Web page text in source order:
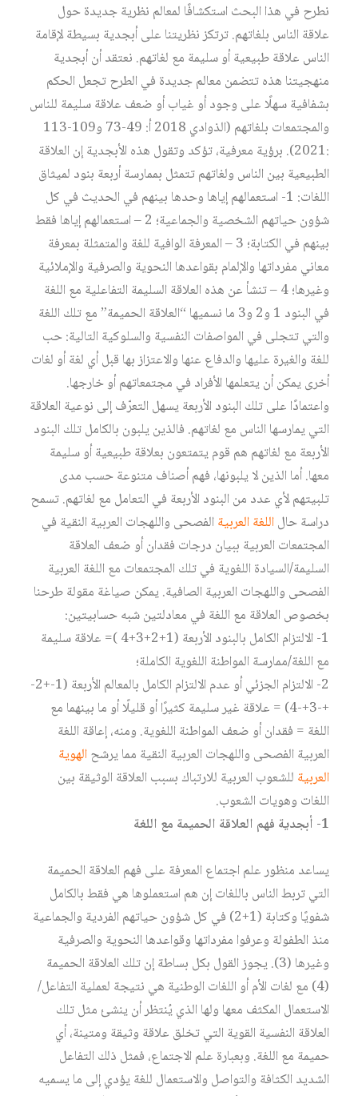
نطرح في هذا البحث استكشافًا لمعالم نظرية جديدة حول
علاقة الناس بلغاتهم. ترتكز نظريتنا على أبجدية بسيطة لإقامة
الناس علاقة طبيعية أو سليمة مع لغاتهم. نعتقد أن أبجدية
منهجيتنا هذه تتضمن معالم جديدة في الطرح تجعل الحكم
بشفافية سهلًا على وجود أو غياب أو ضعف علاقة سليمة للناس
والمجتمعات بلغاتهم (الذوادي 2018 أ: 49-73 و109-113
:2021). برؤية معرفية، تؤكد وتقول هذه الأبجدية إن العلاقة
الطبيعية بين الناس ولغاتهم تتمثل بممارسة أربعة بنود لميثاق
اللغات: 1- استعمالهم إياها وحدها بينهم في الحديث في كل
شؤون حياتهم الشخصية والجماعية؛ 2 – استعمالهم إياها فقط
بينهم في الكتابة؛ 3 – المعرفة الوافية للغة والمتمثلة بمعرفة
معاني مفرداتها والإلمام بقواعدها النحوية والصرفية والإملائية
وغيرها؛ 4 – تنشأ عن هذه العلاقة السليمة التفاعلية مع اللغة
في البنود 1 و2 و3 ما نسميها “العلاقة الحميمة” مع تلك اللغة
والتي تتجلى في المواصفات النفسية والسلوكية التالية: حب
للغة والغيرة عليها والدفاع عنها والاعتزاز بها قبل أي لغة أو لغات
أخرى يمكن أن يتعلمها الأفراد في مجتمعاتهم أو خارجها.
واعتمادًا على تلك البنود الأربعة يسهل التعرّف إلى نوعية العلاقة
التي يمارسها الناس مع لغاتهم. فالذين يلبون بالكامل تلك البنود
الأربعة مع لغاتهم هم قوم يتمتعون بعلاقة طبيعية أو سليمة
معها. أما الذين لا يلبونها، فهم أصناف متنوعة حسب مدى
تلبيتهم لأي عدد من البنود الأربعة في التعامل مع لغاتهم. تسمح
دراسة حالاللغة العربية الفصحى واللهجات العربية النقية في
المجتمعات العربية ببيان درجات فقدان أو ضعف العلاقة
السليمة/السيادة اللغوية في تلك المجتمعات مع اللغة العربية
الفصحى واللهجات العربية الصافية. يمكن صياغة مقولة طرحنا
بخصوص العلاقة مع اللغة في معادلتين شبه حسابيتين:
1- الالتزام الكامل بالبنود الأربعة (1+2+3+4 )= علاقة سليمة
مع اللغة/ممارسة المواطنة اللغوية الكاملة؛
2- الالتزام الجزئي أو عدم الالتزام الكامل بالمعالم الأربعة (1-+2-
+-3+-4) = علاقة غير سليمة كثيرًا أو قليلًا أو ما بينهما مع
اللغة = فقدان أو ضعف المواطنة اللغوية. ومنه، إعاقة اللغة
العربية الفصحى واللهجات العربية النقية مما يرشحالهوية
العربية للشعوب العربية للارتباك بسبب العلاقة الوثيقة بين
اللغات وهويات الشعوب.
1- أبجدية فهم العلاقة الحميمة مع اللغة
يساعد منظور علم اجتماع المعرفة على فهم العلاقة الحميمة
التي تربط الناس باللغات إن هم استعملوها هي فقط بالكامل
شفويًا وكتابة (1+2) في كل شؤون حياتهم الفردية والجماعية
منذ الطفولة وعرفوا مفرداتها وقواعدها النحوية والصرفية
وغيرها (3). يجوز القول بكل بساطة إن تلك العلاقة الحميمة
(4) مع لغات الأم أو اللغات الوطنية هي نتيجة لعملية التفاعل/
الاستعمال المكثف معها ولها الذي يُنتظر أن ينشئ مثل تلك
العلاقة النفسية القوية التي تخلق علاقة وثيقة ومتينة، أي
حميمة مع اللغة. وبعبارة علم الاجتماع، فمثل ذلك التفاعل
الشديد الكثافة والتواصل والاستعمال للغة يؤدي إلى ما يسميه